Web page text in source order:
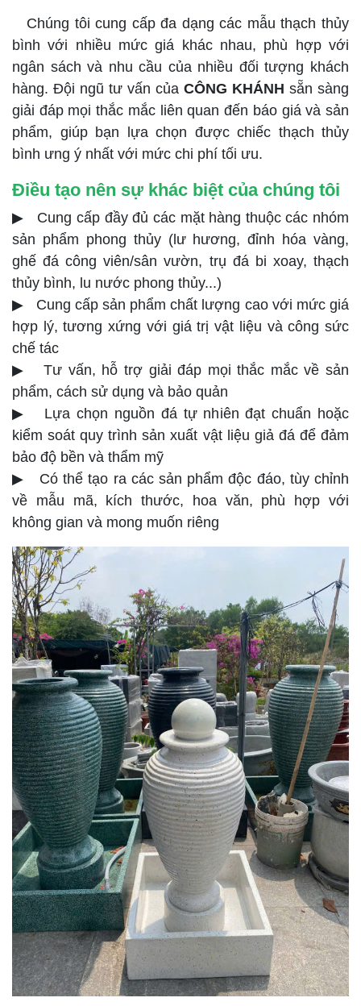
Chúng tôi cung cấp đa dạng các mẫu thạch thủy
bình với nhiều mức giá khác nhau, phù hợp với
ngân sách và nhu cầu của nhiều đối tượng khách
hàng. Đội ngũ tư vấn của CÔNG KHÁNH sẵn sàng
giải đáp mọi thắc mắc liên quan đến báo giá và sản
phẩm, giúp bạn lựa chọn được chiếc thạch thủy
bình ưng ý nhất với mức chi phí tối ưu.
Điều tạo nên sự khác biệt của chúng tôi
▶ Cung cấp đầy đủ các mặt hàng thuộc các nhóm
sản phẩm phong thủy (lư hương, đỉnh hóa vàng,
ghế đá công viên/sân vườn, trụ đá bi xoay, thạch
thủy bình, lu nước phong thủy...)
▶ Cung cấp sản phẩm chất lượng cao với mức giá
hợp lý, tương xứng với giá trị vật liệu và công sức
chế tác
▶ Tư vấn, hỗ trợ giải đáp mọi thắc mắc về sản
phẩm, cách sử dụng và bảo quản
▶ Lựa chọn nguồn đá tự nhiên đạt chuẩn hoặc
kiểm soát quy trình sản xuất vật liệu giả đá để đảm
bảo độ bền và thẩm mỹ
▶ Có thể tạo ra các sản phẩm độc đáo, tùy chỉnh
về mẫu mã, kích thước, hoa văn, phù hợp với
không gian và mong muốn riêng